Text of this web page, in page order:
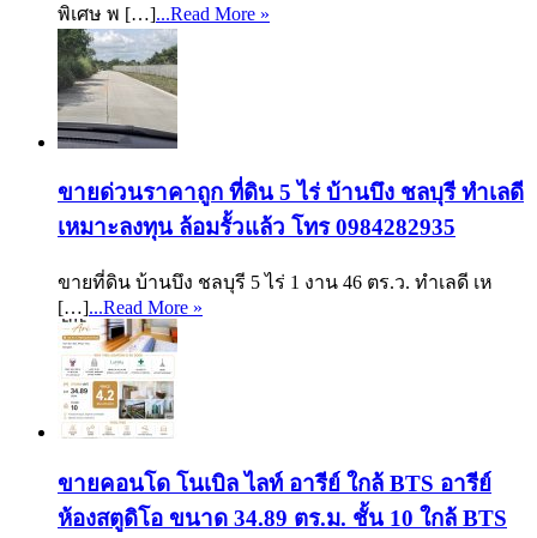
พิเศษ พ […]...Read More »
ขายด่วนราคาถูก ที่ดิน 5 ไร่ บ้านบึง ชลบุรี ทำเลดี
เหมาะลงทุน ล้อมรั้วแล้ว โทร 0984282935
ขายที่ดิน บ้านบึง ชลบุรี 5 ไร่ 1 งาน 46 ตร.ว. ทำเลดี เห
[…]...Read More »
ขายคอนโด โนเบิล ไลท์ อารีย์ ใกล้ BTS อารีย์
ห้องสตูดิโอ ขนาด 34.89 ตร.ม. ชั้น 10 ใกล้ BTS